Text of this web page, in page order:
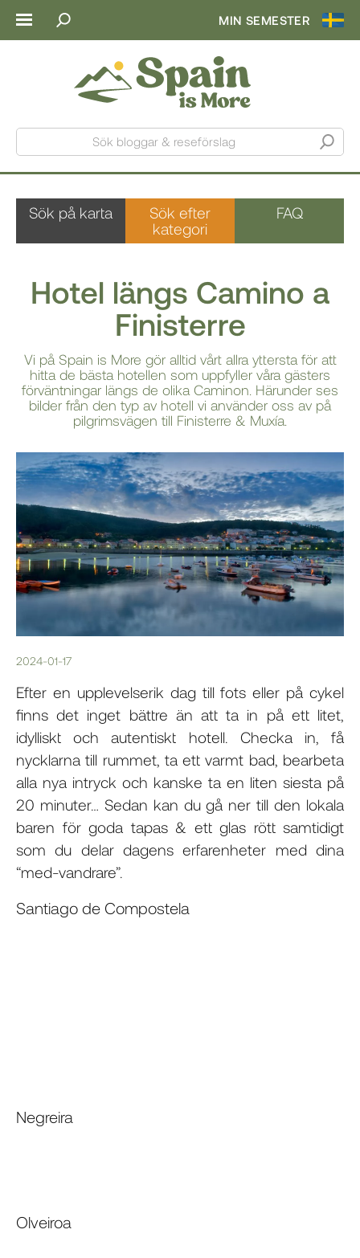
MIN SEMESTER
Sök bloggar & reseförslag
Sök på karta
Sök efter
kategori
FAQ
Hotel längs Camino a
Finisterre
Vi på Spain is More gör alltid vårt allra yttersta för att
hitta de bästa hotellen som uppfyller våra gästers
förväntningar längs de olika Caminon. Härunder ses
bilder från den typ av hotell vi använder oss av på
pilgrimsvägen till Finisterre & Muxía.
2024-01-17
Efter en upplevelserik dag till fots eller på cykel
finns det inget bättre än att ta in på ett litet,
idylliskt och autentiskt hotell. Checka in, få
nycklarna till rummet, ta ett varmt bad, bearbeta
alla nya intryck och kanske ta en liten siesta på
20 minuter… Sedan kan du gå ner till den lokala
baren för goda tapas & ett glas rött samtidigt
som du delar dagens erfarenheter med dina
“med-vandrare”.
Santiago de Compostela
Negreira
Olveiroa